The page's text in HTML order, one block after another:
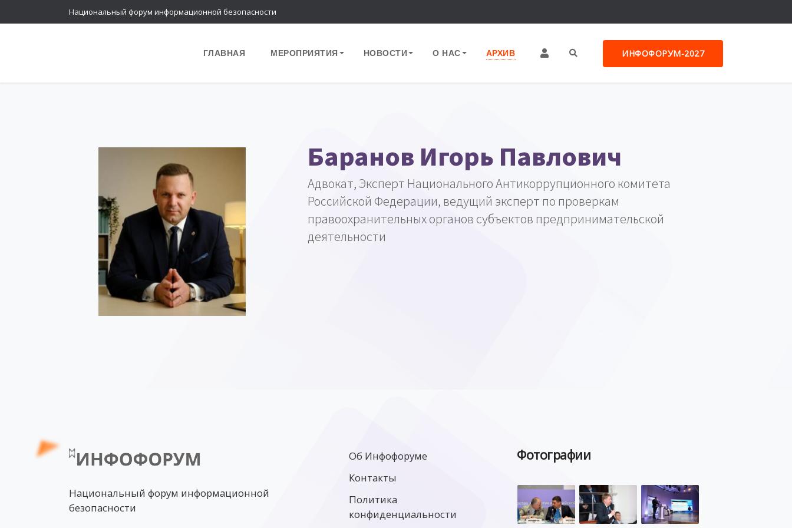
Национальный форум информационной безопасности
ГЛАВНАЯ МЕРОПРИЯТИЯ НОВОСТИ О НАС АРХИВ ИНФОФОРУМ-2027
Баранов Игорь Павлович
Адвокат, Эксперт Национального Антикоррупционного комитета
Российской Федерации, ведущий эксперт по проверкам
правоохранительных органов субъектов предпринимательской
деятельности
Национальный форум информационной
безопасности
Об Инфофоруме
Контакты
Политика
конфиденциальности
Фотографии